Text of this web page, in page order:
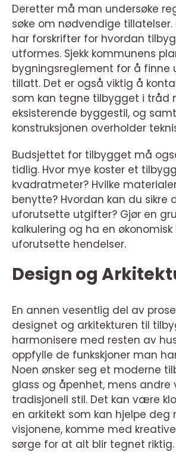
Deretter må man undersøke
søke om nødvendige tillatelser.
har forskrifter for hvordan
utformes. Sjekk kommunens
bygningsreglement for å finne
tillatt. Det er også viktig å
som kan tegne tilbygget i tråd
eksisterende byggestil, og
konstruksjonen overholder
Budsjettet for tilbygget må
tidlig. Hvor mye koster et
kvadratmeter? Hvilke
benytte? Hvordan kan du sikre
uforutsette utgifter? Gjør en
kalkulering og ha en
uforutsette hendelser.
Design og
En annen vesentlig del av
designet og arkitekturen til
harmonisere med resten av
oppfylle de funkskjoner man
Noen ønsker seg et moderne
glass og åpenhet, mens andre
tradisjonell stil. Det kan være
en arkitekt som kan hjelpe deg
visjonene, komme med
sørge for at alt blir tegnet riktig.